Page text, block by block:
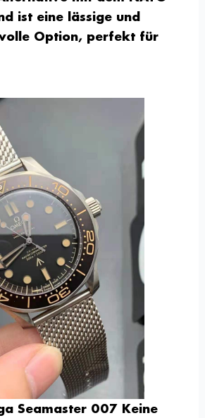
ist eine lässige und
Option, perfekt für
Seamaster 007 Keine